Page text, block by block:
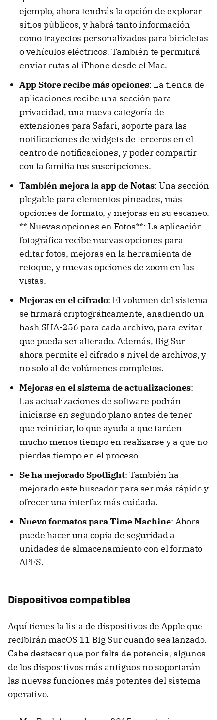
ejemplo, ahora tendrás la opción de explorar
sitios públicos, y habrá tanto información
como trayectos personalizados para bicicletas
o vehículos eléctricos. También te permitirá
enviar rutas al iPhone desde el Mac.
App Store recibe más opciones: La tienda de
aplicaciones recibe una sección para
privacidad, una nueva categoría de
extensiones para Safari, soporte para las
notificaciones de widgets de terceros en el
centro de notificaciones, y poder compartir
con la familia tus suscripciones.
También mejora la app de Notas: Una sección
plegable para elementos pineados, más
opciones de formato, y mejoras en su escaneo.
** Nuevas opciones en Fotos**: La aplicación
fotográfica recibe nuevas opciones para
editar fotos, mejoras en la herramienta de
retoque, y nuevas opciones de zoom en las
vistas.
Mejoras en el cifrado: El volumen del sistema
se firmará criptográficamente, añadiendo un
hash SHA-256 para cada archivo, para evitar
que pueda ser alterado. Además, Big Sur
ahora permite el cifrado a nivel de archivos, y
no solo al de volúmenes completos.
Mejoras en el sistema de actualizaciones:
Las actualizaciones de software podrán
iniciarse en segundo plano antes de tener
que reiniciar, lo que ayuda a que tarden
mucho menos tiempo en realizarse y a que no
pierdas tiempo en el proceso.
Se ha mejorado Spotlight: También ha
mejorado este buscador para ser más rápido y
ofrecer una interfaz más cuidada.
Nuevo formatos para Time Machine: Ahora
puede hacer una copia de seguridad a
unidades de almacenamiento con el formato
APFS.
Dispositivos compatibles
Aquí tienes la lista de dispositivos de Apple que
recibirán macOS 11 Big Sur cuando sea lanzado.
Cabe destacar que por falta de potencia, algunos
de los dispositivos más antiguos no soportarán
las nuevas funciones más potentes del sistema
operativo.